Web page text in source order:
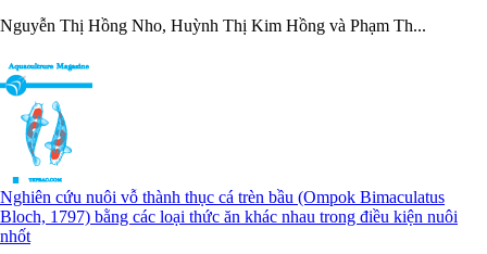
Nguyễn Thị Hồng Nho, Huỳnh Thị Kim Hồng và Phạm Th...
Nghiên cứu nuôi vỗ thành thục cá trèn bầu (Ompok Bimaculatus
Bloch, 1797) bằng các loại thức ăn khác nhau trong điều kiện nuôi
nhốt